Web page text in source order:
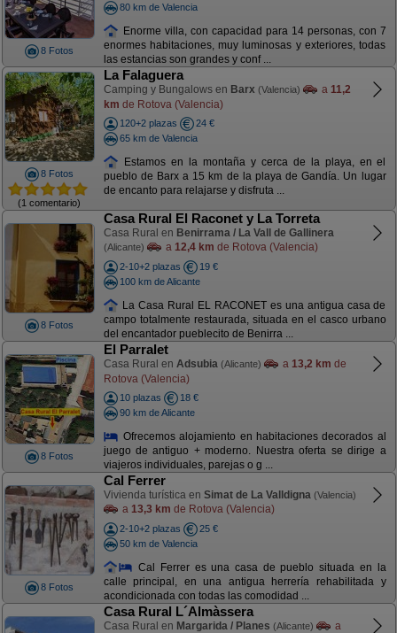
8 Fotos
80 km de Valencia
Enorme villa, con capacidad para 14 personas, con 7
enormes habitaciones, muy luminosas y exteriores, todas
las estancias son grandes y conf ...
8 Fotos
(1 comentario)
La Falaguera
Camping y Bungalows en Barx (Valencia) a 11,2
km de Rotova (Valencia)
120+2 plazas
24 €
65 km de Valencia
Estamos en la montaña y cerca de la playa, en el
pueblo de Barx a 15 km de la playa de Gandía. Un lugar
de encanto para relajarse y disfruta ...
8 Fotos
Casa Rural El Raconet y La Torreta
Casa Rural en Benirrama / La Vall de Gallinera
(Alicante) a 12,4 km de Rotova (Valencia)
2-10+2 plazas
19 €
100 km de Alicante
La Casa Rural EL RACONET es una antigua casa de
campo totalmente restaurada, situada en el casco urbano
del encantador pueblecito de Benirra ...
8 Fotos
El Parralet
Casa Rural en Adsubia (Alicante) a 13,2 km de
Rotova (Valencia)
10 plazas
18 €
90 km de Alicante
Ofrecemos alojamiento en habitaciones decorados al
juego de antiguo + moderno. Nuestra oferta se dirige a
viajeros individuales, parejas o g ...
8 Fotos
Cal Ferrer
Vivienda turística en Simat de La Valldigna (Valencia)
a 13,3 km de Rotova (Valencia)
2-10+2 plazas
25 €
50 km de Valencia
Cal Ferrer es una casa de pueblo situada en la
calle principal, en una antigua herrería rehabilitada y
acondicionada con todas las comodidad ...
Casa Rural L´Almàssera
Casa Rural en Margarida / Planes (Alicante)
a